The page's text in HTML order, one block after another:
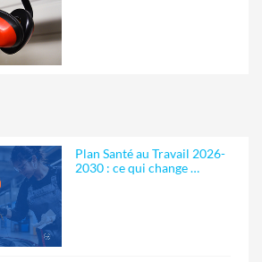
Plan Santé au Travail 2026-
2030 : ce qui change …